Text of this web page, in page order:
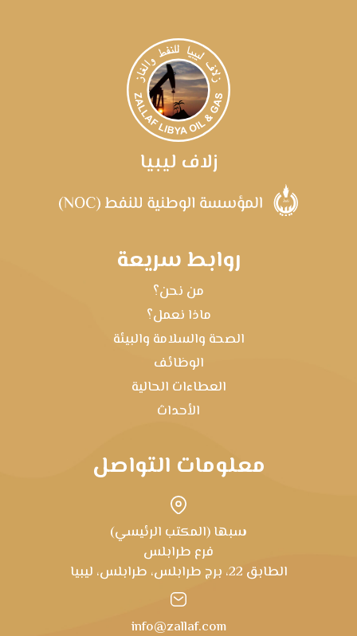
زلاف ليبيا
روابط سريعة
من نحن؟
ماذا نعمل؟
الصحة والسلامة والبيئة
الوظائف
العطاءات الحالية
الأحداث
معلومات التواصل
سبها (المكتب الرئيسي)
فرع طرابلس
الطابق 22، برج طرابلس، طرابلس، ليبيا
info@zallaf.com